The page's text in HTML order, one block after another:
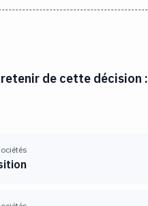
de cette décision :